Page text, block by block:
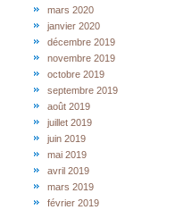
mars 2020
janvier 2020
décembre 2019
novembre 2019
octobre 2019
septembre 2019
août 2019
juillet 2019
juin 2019
mai 2019
avril 2019
mars 2019
février 2019